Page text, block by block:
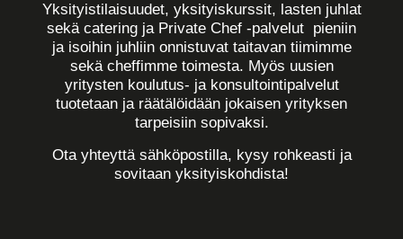
Yksityistilaisuudet, yksityiskurssit, lasten juhlat
sekä catering ja Private Chef -palvelut pieniin
ja isoihin juhliin onnistuvat taitavan tiimimme
sekä cheffimme toimesta. Myös uusien
yritysten koulutus- ja konsultointipalvelut
tuotetaan ja räätälöidään jokaisen yrityksen
tarpeisiin sopivaksi.
Ota yhteyttä sähköpostilla, kysy rohkeasti ja
sovitaan yksityiskohdista!